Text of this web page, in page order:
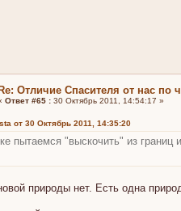
Отличие Спасителя от нас по
Ответ #65 : 30 Октябрь 2011, 14:54:17 »
от 30 Октябрь 2011, 14:35:20
пытаемся "выскочить" из
природы нет. Есть одна